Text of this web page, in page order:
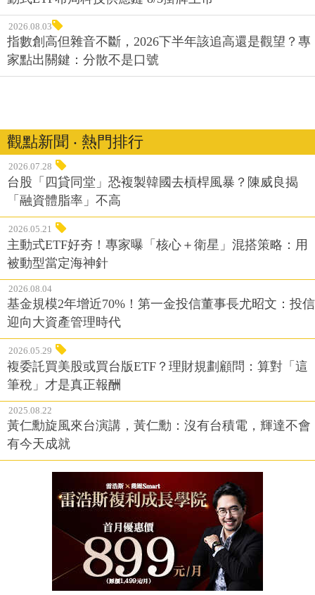
2026.08.03
指數創高但雜音不斷，2026下半年該追高還是觀望？專
家點出關鍵：分散不是口號
觀點新聞 ‧ 熱門排行
2026.07.28
台股「四貸同堂」恐複製韓國去槓桿風暴？陳威良揭
「融資體脂率」不高
2026.05.21
主動式ETF好夯！專家曝「核心＋衛星」混搭策略：用
被動型當定海神針
2026.08.04
基金規模2年增近70%！第一金投信董事長尤昭文：投信
迎向大資產管理時代
2026.05.29
複委託買美股或買台版ETF？理財規劃顧問：算對「這
筆稅」才是真正報酬
2025.08.22
黃仁勳旋風來台演講，黃仁勳：沒有台積電，輝達不會
有今天成就